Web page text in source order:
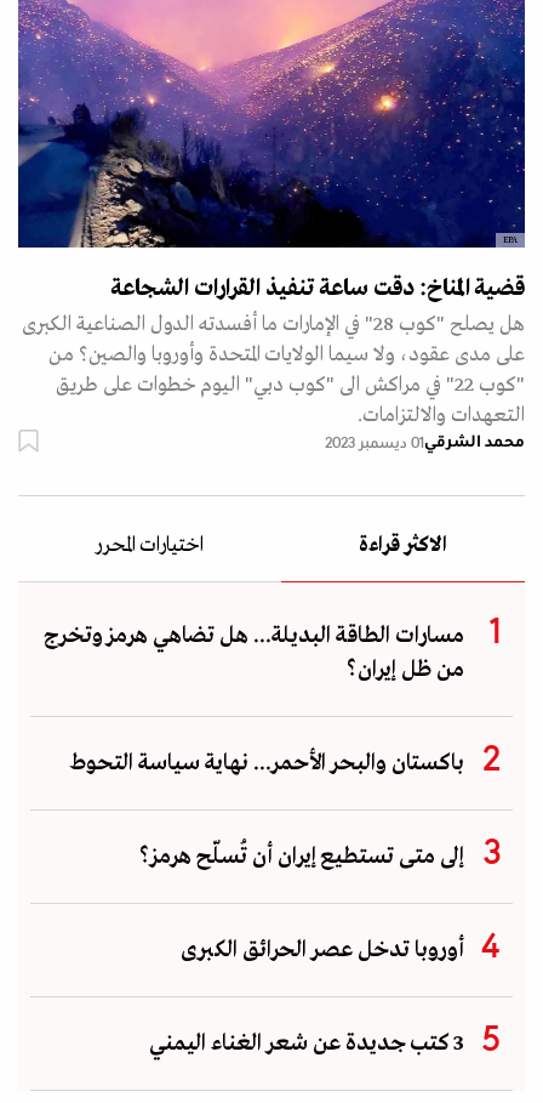
EPA
قضية المناخ: دقت ساعة تنفيذ القرارات الشجاعة
هل يصلح "كوب 28" في الإمارات ما أفسدته الدول الصناعية الكبرى
على مدى عقود، ولا سيما الولايات المتحدة وأوروبا والصين؟ من
"كوب 22" في مراكش الى "كوب دبي" اليوم خطوات على طريق
التعهدات والالتزامات.
محمد الشرقي01 ديسمبر 2023
الاكثر قراءة اختيارات المحرر
مسارات الطاقة البديلة... هل تضاهي هرمز وتخرج
من ظل إيران؟
باكستان والبحر الأحمر... نهاية سياسة التحوط
إلى متى تستطيع إيران أن تُسلّح هرمز؟
أوروبا تدخل عصر الحرائق الكبرى
3 كتب جديدة عن شعر الغناء اليمني